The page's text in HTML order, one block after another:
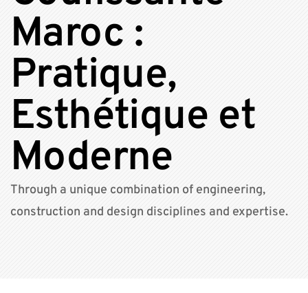
Maroc :
Pratique,
Esthétique et
Moderne
Through a unique combination of engineering,
construction and design disciplines and expertise.